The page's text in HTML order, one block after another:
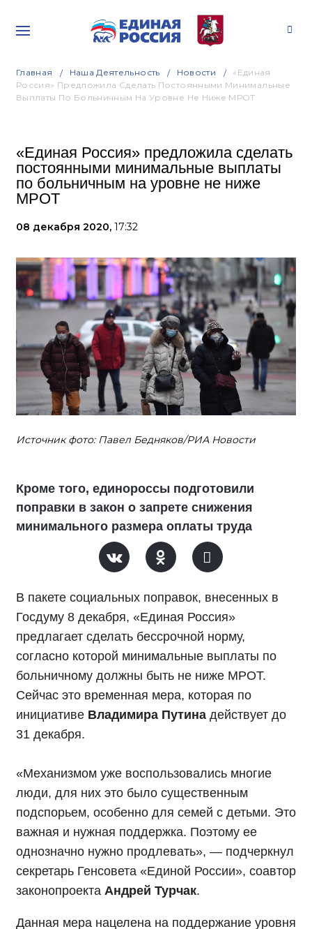
Главная Наша Деятельность Новости
«Единая
Россия» Предложила Сделать Постоянными Минимальные
Выплаты По Больничным На Уровне Не Ниже МРОТ
«Единая Россия» предложила сделать
постоянными минимальные выплаты
по больничным на уровне не ниже
МРОТ
08 декабря 2020, 17:32
Источник фото: Павел Бедняков/РИА Новости
Кроме того, единороссы подготовили
поправки в закон о запрете снижения
минимального размера оплаты труда
В пакете социальных поправок, внесенных в
Госдуму 8 декабря, «Единая Россия»
предлагает сделать бессрочной норму,
согласно которой минимальные выплаты по
больничному должны быть не ниже МРОТ.
Сейчас это временная мера, которая по
инициативе Владимира Путина действует до
31 декабря.
«Механизмом уже воспользовались многие
люди, для них это было существенным
подспорьем, особенно для семей с детьми. Это
важная и нужная поддержка. Поэтому ее
однозначно нужно продлевать», — подчеркнул
секретарь Генсовета «Единой России», соавтор
законопроекта Андрей Турчак.
Данная мера нацелена на поддержание уровня